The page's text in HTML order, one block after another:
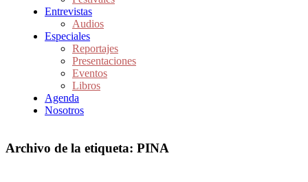
Entrevistas
Audios
Especiales
Reportajes
Presentaciones
Eventos
Libros
Agenda
Nosotros
Archivo de la etiqueta: PINA